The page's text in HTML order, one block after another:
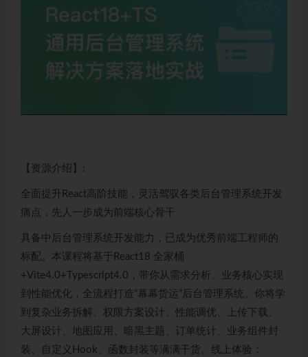
【资源介绍】:
全面提升React高阶技能，灵活驾驭各类后台管理系统开发
痛点，先人一步成为前端核心骨干
具备中后台管理系统开发能力，已成为优秀前端工程师的
标配。本课程将基于 React18 全家桶
+Vite4.0+Typescript4.0，带你从需求分析、业务核心实现
到性能优化，全流程打造“幕幕货运”后台管理系统。你将学
到复杂业务拆解、权限方案设计、性能调优、上传下载、
大屏设计、地图应用、暗黑主题、订单统计、业务组件封
装、自定义Hook、函数封装等满满干货。线上体验：